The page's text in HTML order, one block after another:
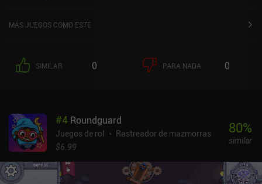
MÁS JUEGOS COMO ESTE
SIMILAR 0 PARA NADA 0
#4 Roundguard
Juegos de rol
Rastreador de mazmorras
$6.99
80%
similar